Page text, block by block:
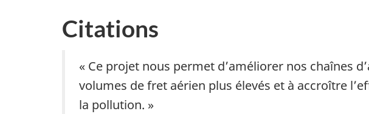
Citations
« Ce projet nous permet d’améliorer nos chaînes
volumes de fret aérien plus élevés et à accroître
la pollution. »